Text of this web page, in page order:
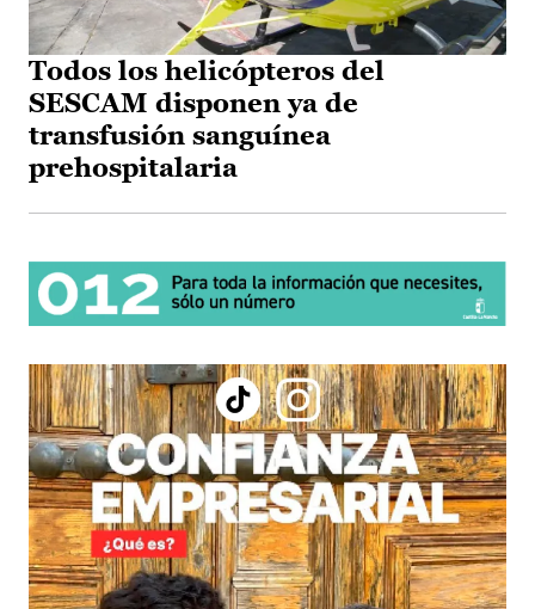
Todos los helicópteros del
SESCAM disponen ya de
transfusión sanguínea
prehospitalaria